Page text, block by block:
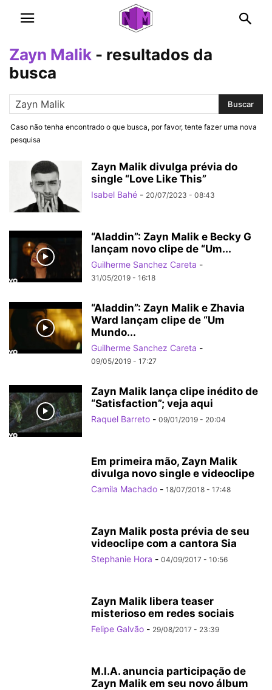
Zayn Malik - resultados da
busca
Caso não tenha encontrado o que busca, por favor, tente fazer uma nova
pesquisa
Zayn Malik divulga prévia do
single “Love Like This”
Isabel Bahé - 20/07/2023 - 08:43
“Aladdin”: Zayn Malik e Becky G
lançam novo clipe de “Um...
Guilherme Sanchez Careta -
31/05/2019 - 16:18
“Aladdin”: Zayn Malik e Zhavia
Ward lançam clipe de “Um
Mundo...
Guilherme Sanchez Careta -
09/05/2019 - 17:27
Zayn Malik lança clipe inédito de
“Satisfaction”; veja aqui
Raquel Barreto - 09/01/2019 - 20:04
Em primeira mão, Zayn Malik
divulga novo single e videoclipe
Camila Machado - 18/07/2018 - 17:48
Zayn Malik posta prévia de seu
videoclipe com a cantora Sia
Stephanie Hora - 04/09/2017 - 10:56
Zayn Malik libera teaser
misterioso em redes sociais
Felipe Galvão - 29/08/2017 - 23:39
M.I.A. anuncia participação de
Zayn Malik em seu novo álbum